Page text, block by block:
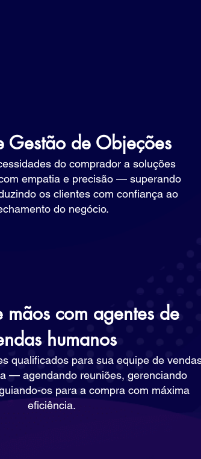
Gestão de Objeções
do comprador a soluções
empatia e precisão — superando
os clientes com confiança ao
do negócio.
com agentes de
humanos
qualificados para sua equipe de
— agendando reuniões, gerenciando
os para a compra com máxima
eficiência.